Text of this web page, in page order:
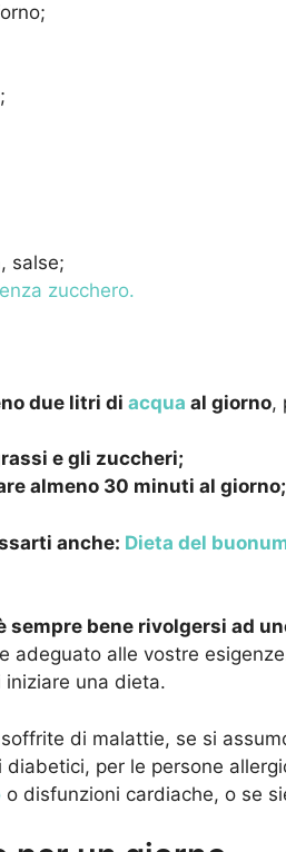
salse;
zucchero.
due litri di acqua al giorno,
e gli zuccheri;
almeno 30 minuti al giorno;
anche: Dieta del
sempre bene rivolgersi ad
adeguato alle vostre
una dieta.
di malattie, se si
diabetici, per le persone
o disfunzioni cardiache, o se